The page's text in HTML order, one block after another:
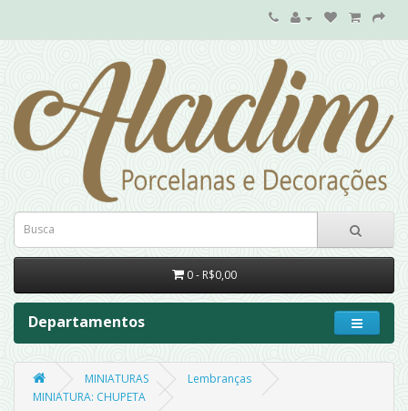
0 - R$0,00
Departamentos
MINIATURAS
Lembranças
MINIATURA: CHUPETA